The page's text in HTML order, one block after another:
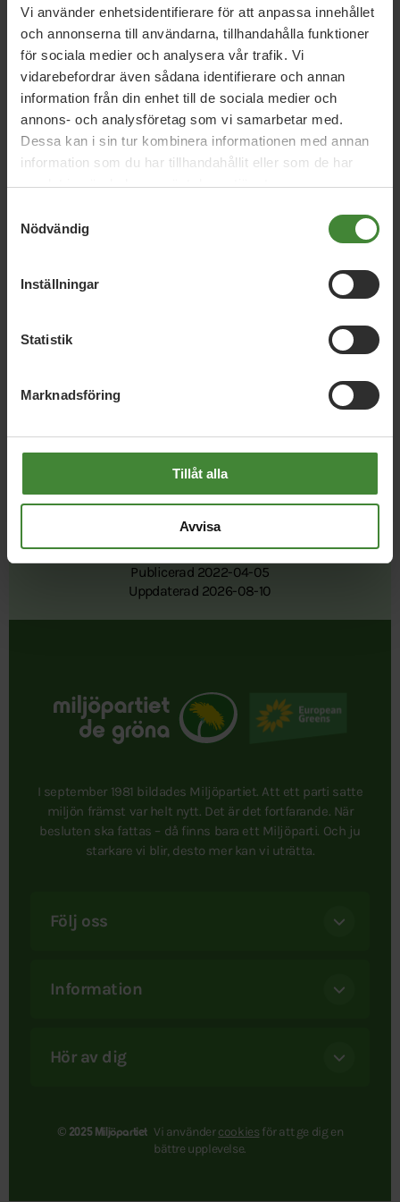
Vi använder enhetsidentifierare för att anpassa innehållet
och annonserna till användarna, tillhandahålla funktioner
för sociala medier och analysera vår trafik. Vi
vidarebefordrar även sådana identifierare och annan
information från din enhet till de sociala medier och
annons- och analysföretag som vi samarbetar med.
Dessa kan i sin tur kombinera informationen med annan
information som du har tillhandahållit eller som de har
samlat in när du har använt deras tjänster.
Nödvändig
Inställningar
Statistik
Marknadsföring
Tillåt alla
Avvisa
Leinonen
Mikael Franzén Sophia Nilsson
Kommunfullmäktige Skövde
Elisabet Brunnegård Mikael Franzén
Peter
Sögaard
Dela denna sida och hjälp oss
Publicerad 2022-04-05
Uppdaterad 2026-08-10
I september 1981 bildades Miljöpartiet. Att ett parti satte
miljön främst var helt nytt. Det är det fortfarande. När
besluten ska fattas – då finns bara ett Miljöparti. Och ju
starkare vi blir, desto mer kan vi uträtta.
Följ oss
Information
Hör av dig
© 2025 Miljöpartiet Vi användercookies för att ge dig en
bättre upplevelse.